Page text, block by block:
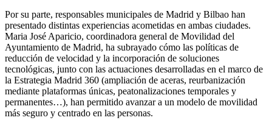
Por su parte, responsables municipales de Madrid y Bilbao han
presentado distintas experiencias acometidas en ambas ciudades.
Maria José Aparicio, coordinadora general de Movilidad del
Ayuntamiento de Madrid, ha subrayado cómo las políticas de
reducción de velocidad y la incorporación de soluciones
tecnológicas, junto con las actuaciones desarrolladas en el marco de
la Estrategia Madrid 360 (ampliación de aceras, reurbanización
mediante plataformas únicas, peatonalizaciones temporales y
permanentes…), han permitido avanzar a un modelo de movilidad
más seguro y centrado en las personas.